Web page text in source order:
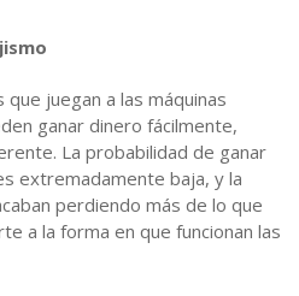
juegan a las máquinas
ganar dinero fácilmente,
La probabilidad de ganar
extremadamente baja, y la
perdiendo más de lo que
a la forma en que funcionan las